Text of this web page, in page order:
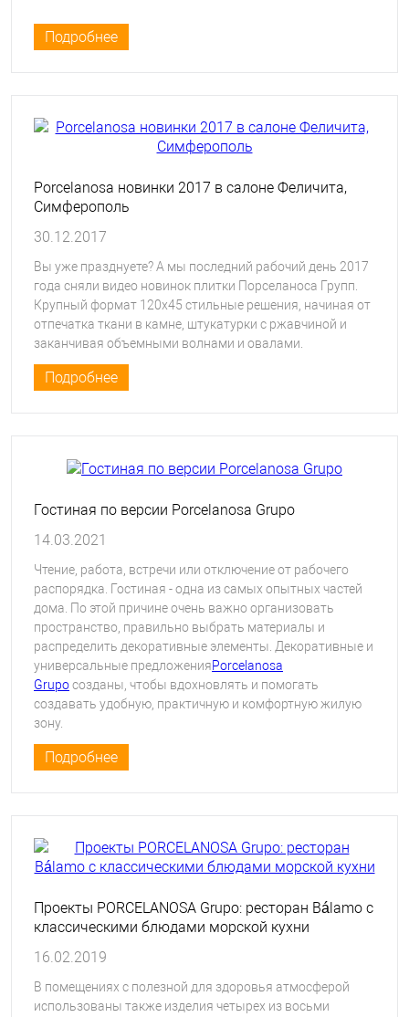
Подробнее
Porcelanosa новинки 2017 в салоне Феличита,
Симферополь
30.12.2017
Вы уже празднуете? А мы последний рабочий день 2017
года сняли видео новинок плитки Порселаноса Групп.
Крупный формат 120х45 стильные решения, начиная от
отпечатка ткани в камне, штукатурки с ржавчиной и
заканчивая объемными волнами и овалами.
Подробнее
Гостиная по версии Porcelanosa Grupo
14.03.2021
Чтение, работа, встречи или отключение от рабочего
распорядка. Гостиная - одна из самых опытных частей
дома. По этой причине очень важно организовать
пространство, правильно выбрать материалы и
распределить декоративные элементы. Декоративные и
универсальные предложенияPorcelanosa
Grupoсозданы, чтобы вдохновлять и помогать
создавать удобную, практичную и комфортную жилую
зону.
Подробнее
Проекты PORCELANOSA Grupo: ресторан Bálamo с
классическими блюдами морской кухни
16.02.2019
В помещениях с полезной для здоровья атмосферой
использованы также изделия четырех из восьми